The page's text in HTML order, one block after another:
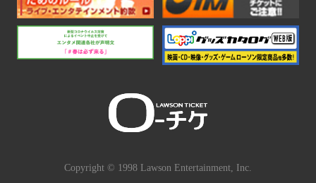
Copyright © 1998 Lawson Entertainment, Inc.